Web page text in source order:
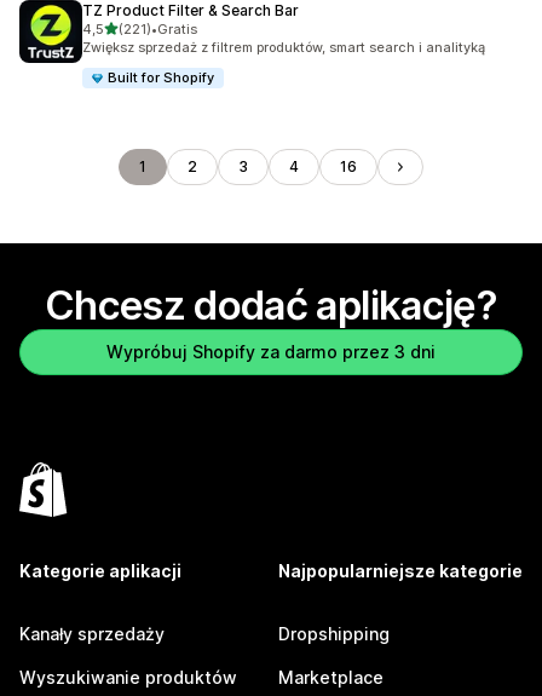
TZ Product Filter & Search Bar
4,5na 5 gwiazdek
(221)
Łączna liczba recenzji: 221
•Gratis
Zwiększ sprzedaż z filtrem produktów, smart search i analityką
Built for Shopify
1 2 3 4 16
Chcesz dodać aplikację?
Wypróbuj Shopify za darmo przez 3 dni
Kategorie aplikacji
Kanały sprzedaży
Wyszukiwanie produktów
Najpopularniejsze kategorie
Dropshipping
Marketplace